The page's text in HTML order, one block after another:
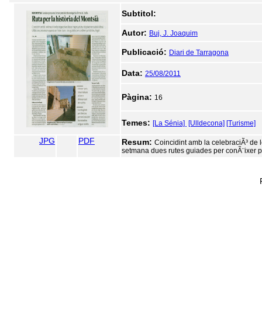
Subtitol:
Autor: Buj, J. Joaquim
Publicació: Diari de Tarragona
Data: 25/08/2011
Pàgina: 16
Temes: [La Sénia] [Ulldecona] [Turisme]
JPG PDF Resum: Coincidint amb la celebraciÃ³
setmana dues rutes guiades per conÃ¨ixer